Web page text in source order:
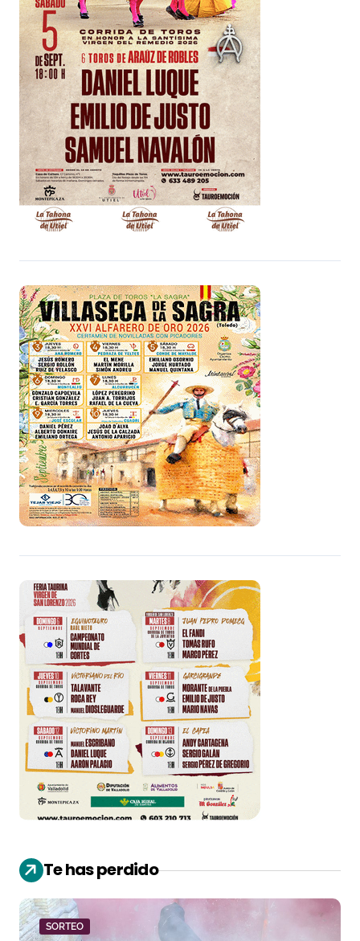
Te has perdido
SORTEO